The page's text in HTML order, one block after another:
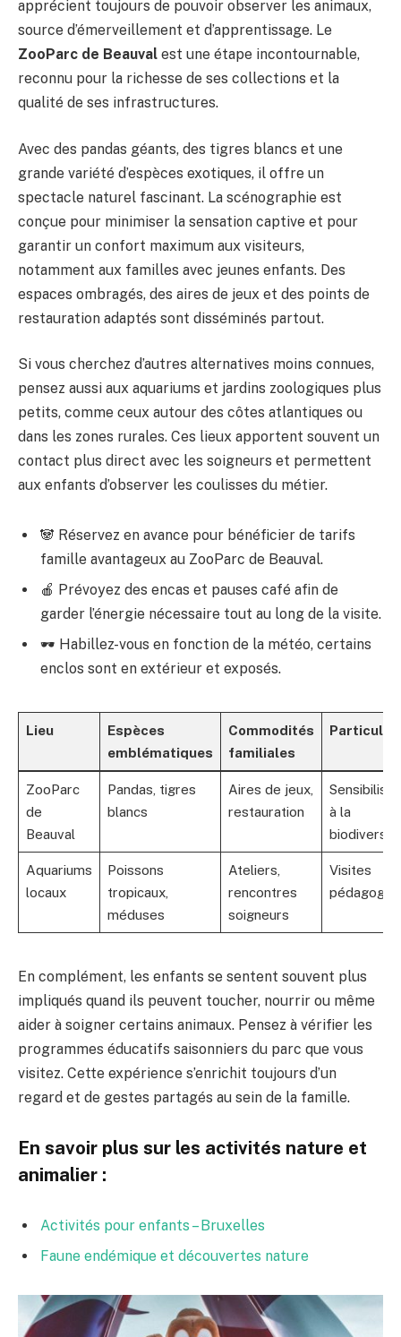
apprécient toujours de pouvoir observer les animaux,
source d’émerveillement et d’apprentissage. Le
ZooParc de Beauval est une étape incontournable,
reconnu pour la richesse de ses collections et la
qualité de ses infrastructures.
Avec des pandas géants, des tigres blancs et une
grande variété d’espèces exotiques, il offre un
spectacle naturel fascinant. La scénographie est
conçue pour minimiser la sensation captive et pour
garantir un confort maximum aux visiteurs,
notamment aux familles avec jeunes enfants. Des
espaces ombragés, des aires de jeux et des points de
restauration adaptés sont disséminés partout.
Si vous cherchez d’autres alternatives moins connues,
pensez aussi aux aquariums et jardins zoologiques plus
petits, comme ceux autour des côtes atlantiques ou
dans les zones rurales. Ces lieux apportent souvent un
contact plus direct avec les soigneurs et permettent
aux enfants d’observer les coulisses du métier.
🐼 Réservez en avance pour bénéficier de tarifs
famille avantageux au ZooParc de Beauval.
🍎 Prévoyez des encas et pauses café afin de
garder l’énergie nécessaire tout au long de la visite.
🕶️ Habillez-vous en fonction de la météo, certains
enclos sont en extérieur et exposés.
Lieu
Espèces
emblématiques
Commodités
familiales
ZooParc
de
Beauval
Pandas, tigres
blancs
Aires de jeux,
restauration
à la
Aquariums
locaux
Poissons
tropicaux,
méduses
Ateliers,
rencontres
soigneurs
Visites
En complément, les enfants se sentent souvent plus
impliqués quand ils peuvent toucher, nourrir ou même
aider à soigner certains animaux. Pensez à vérifier les
programmes éducatifs saisonniers du parc que vous
visitez. Cette expérience s’enrichit toujours d’un
regard et de gestes partagés au sein de la famille.
En savoir plus sur les activités nature et
animalier :
Activités pour enfants – Bruxelles
Faune endémique et découvertes nature